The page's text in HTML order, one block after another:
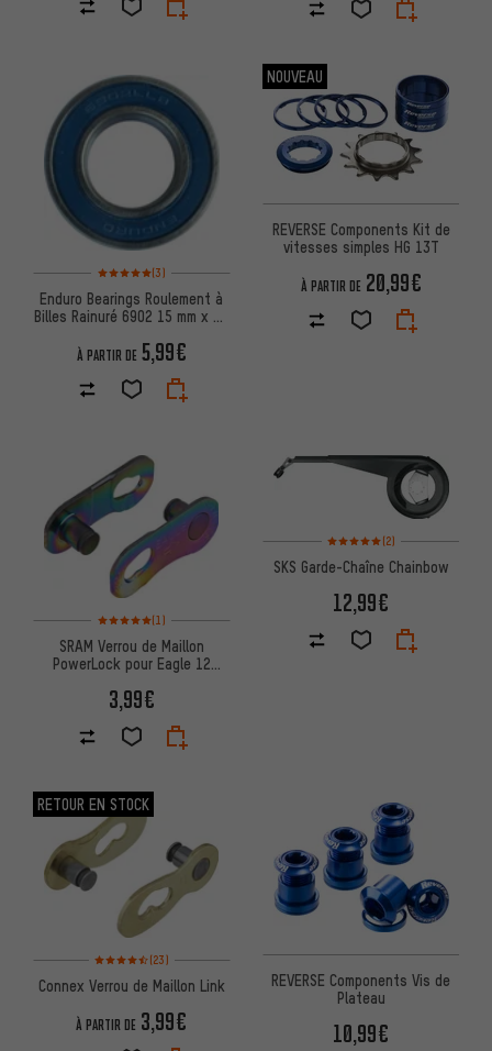
Note moyenne : 5 sur 5 d'après 3 avis
(3)
Enduro Bearings Roulement à
Billes Rainuré 6902 15 mm x 28
À PARTIR DE 5,99€
NOUVEAU
REVERSE Components Kit de
vitesses simples HG 13T
À PARTIR DE 20,99€
Note moyenne : 5 sur 5 d'après 1 avis
(1)
SRAM Verrou de Maillon
PowerLock pour Eagle 12
3,99€
Note moyenne : 5 sur 5
(2)
SKS Garde-Chaîne Chainbow
12,99€
RETOUR EN STOCK
Note moyenne : 4,5 sur 5 d'après 23 avis
(23)
Connex Verrou de Maillon Link
À PARTIR DE 3,99€
REVERSE Components Vis de
Plateau
10,99€